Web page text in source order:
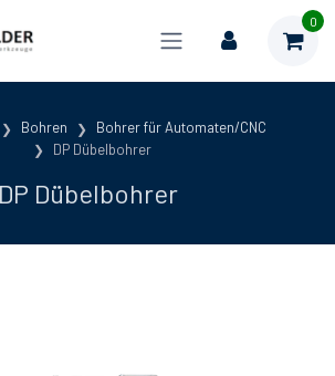
0
Bohren
Bohrer für Automaten/CNC
DP Dübelbohrer
DP Dübelbohrer